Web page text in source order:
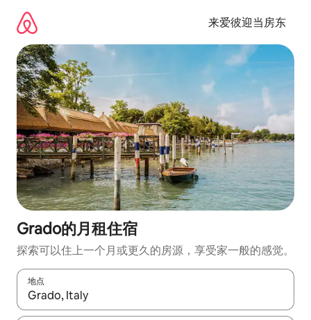
来爱彼迎当房东
Grado的月租住宿
探索可以住上一个月或更久的房源，享受家一般的感觉。
地点
如有搜索结果，请使用上下方向键查看，或通过点击或滑动手势